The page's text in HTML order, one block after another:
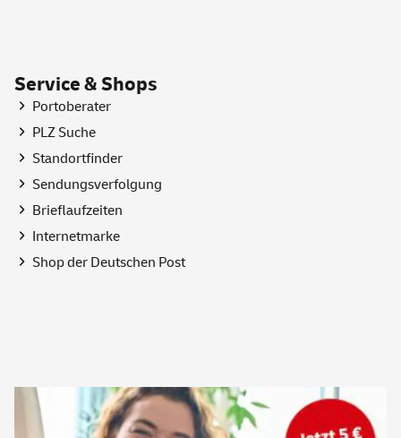
Service & Shops
Portoberater
PLZ Suche
Standortfinder
Sendungsverfolgung
Brieflaufzeiten
Internetmarke
Shopder Deutschen Post